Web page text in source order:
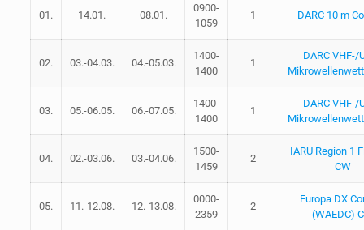
01. 14.01. 08.01.
0900-
1059
1 DARC 10 m
02. 03.-04.03. 04.-05.03.
1400-
1400
1
DARC VHF-/
03. 05.-06.05. 06.-07.05.
1400-
1400
1
DARC VHF-/
04. 02.-03.06. 03.-04.06.
1500-
1459
2
IARU Region 1
CW
05. 11.-12.08. 12.-13.08.
0000-
2359
2
Europa DX
(WAEDC)